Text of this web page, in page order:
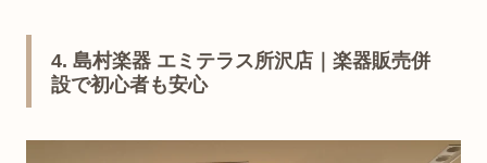
4. 島村楽器 エミテラス所沢店｜楽器販売併
設で初心者も安心